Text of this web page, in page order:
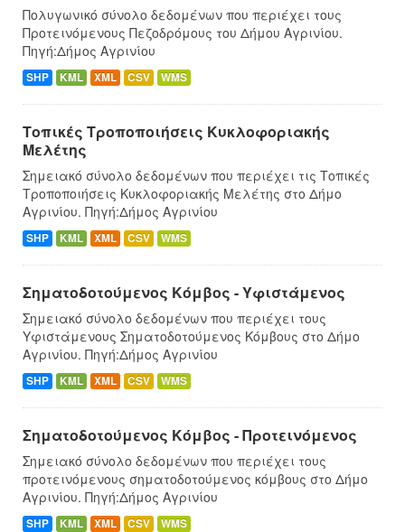
Πολυγωνικό σύνολο δεδομένων που περιέχει τους
Προτεινόμενους Πεζοδρόμους του Δήμου Αγρινίου.
Πηγή:Δήμος Αγρινίου
SHP KML XML CSV WMS
Τοπικές Τροποποιήσεις Κυκλοφοριακής
Μελέτης
Σημειακό σύνολο δεδομένων που περιέχει τις Τοπικές
Τροποποιήσεις Κυκλοφοριακής Μελέτης στο Δήμο
Αγρινίου. Πηγή:Δήμος Αγρινίου
SHP KML XML CSV WMS
Σηματοδοτούμενος Κόμβος - Υφιστάμενος
Σημειακό σύνολο δεδομένων που περιέχει τους
Υφιστάμενους Σηματοδοτούμενος Κόμβους στο Δήμο
Αγρινίου. Πηγή:Δήμος Αγρινίου
SHP KML XML CSV WMS
Σηματοδοτούμενος Κόμβος - Προτεινόμενος
Σημειακό σύνολο δεδομένων που περιέχει τους
προτεινόμενους σηματοδοτούμενος κόμβους στο Δήμo
Αγρινίου. Πηγή:Δήμος Αγρινίου
SHP KML XML CSV WMS